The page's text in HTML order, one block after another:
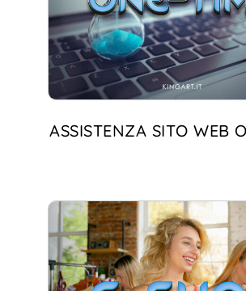
ASSISTENZA SITO WEB